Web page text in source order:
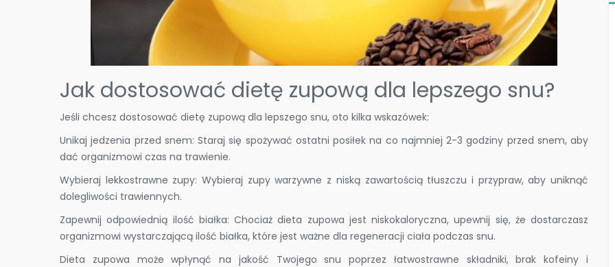
Jak dostosować dietę zupową dla lepszego snu?
Jeśli chcesz dostosować dietę zupową dla lepszego snu, oto kilka wskazówek:
Unikaj jedzenia przed snem: Staraj się spożywać ostatni posiłek na co najmniej 2-3 godziny przed snem, aby
dać organizmowi czas na trawienie.
Wybieraj lekkostrawne zupy: Wybieraj zupy warzywne z niską zawartością tłuszczu i przypraw, aby uniknąć
dolegliwości trawiennych.
Zapewnij odpowiednią ilość białka: Chociaż dieta zupowa jest niskokaloryczna, upewnij się, że dostarczasz
organizmowi wystarczającą ilość białka, które jest ważne dla regeneracji ciała podczas snu.
Dieta zupowa może wpłynąć na jakość Twojego snu poprzez łatwostrawne składniki, brak kofeiny i